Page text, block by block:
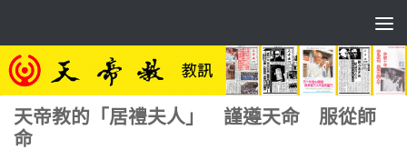
天帝教的「居禮夫人」 謹遵天命 服從師
命